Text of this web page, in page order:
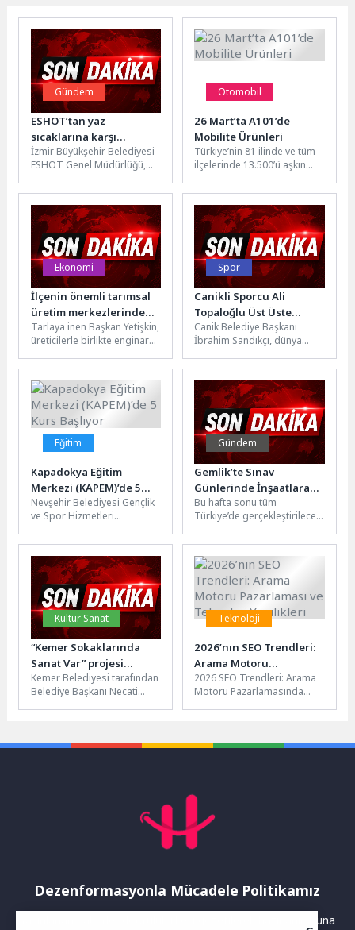
Gündem
ESHOT’tan yaz
sıcaklarına karşı
kesintisiz klima mesaisi
İzmir Büyükşehir Belediyesi
ESHOT Genel Müdürlüğü,
klima bakım ve kontrollerini
sürdürüyor....
Otomobil
26 Mart’ta A101’de
Mobilite Ürünleri
Türkiye’nin 81 ilinde ve tüm
ilçelerinde 13.500’ü aşkın
1.200’den fazla tedarikçisiyle
perakende...
Ekonomi
İlçenin önemli tarımsal
üretim merkezlerinden
Düzce Köyü’nde
gerçekleşen hasada,
Seferihisar Belediye
de katıldı.
Tarlaya inen Başkan Yetişkin,
üreticilerle birlikte enginar
önerilerini
dinledi.Seferihisar’ın kırsal
kalkınma...
Spor
Canikli Sporcu Ali
Topaloğlu Üst Üste
Dünya Şampiyonu
Canik Belediye Başkanı
İbrahim Sandıkçı, dünya
sporcu Ali Topaloğlu'yla
sevinci paylaştı.Canik
Belediyespor...
Eğitim
Kapadokya Eğitim
Merkezi (KAPEM)’de 5
Kurs Başlıyor
Nevşehir Belediyesi Gençlik
ve Spor Hizmetleri
faaliyetlerini sürdüren
Kapadokya Eğitim Merkezi
(KAPEM)’de 5...
Gündem
Gemlik’te Sınav
Günlerinde İnşaatlara
Ara Verilecek
Bu hafta sonu tüm
Türkiye’de gerçekleştirilecek
(YKS) öncesinde, Gemlik’te
sınava girecek öğrencilerin...
Kültür Sanat
“Kemer Sokaklarında
Sanat Var” projesi
başlıyor
Kemer Belediyesi tarafından
Belediye Başkanı Necati
Var”...
Teknoloji
2026’nın SEO Trendleri:
Arama Motoru
Pazarlaması ve Teknoloji
Yenilikleri
2026 SEO Trendleri: Arama
Motoru Pazarlamasında
Dezenformasyonla Mücadele Politikamız
Yayınlanan haberler doğruluk ilkesi gözetilerek hazırlanır. Buna